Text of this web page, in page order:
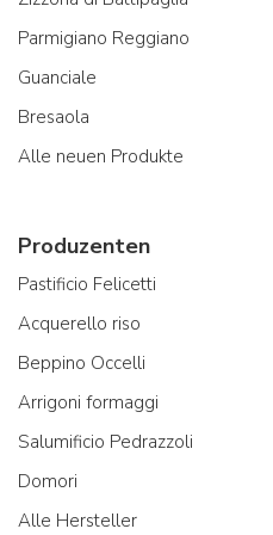
Parmigiano Reggiano
Guanciale
Bresaola
Alle neuen Produkte
Produzenten
Pastificio Felicetti
Acquerello riso
Beppino Occelli
Arrigoni formaggi
Salumificio Pedrazzoli
Domori
Alle Hersteller